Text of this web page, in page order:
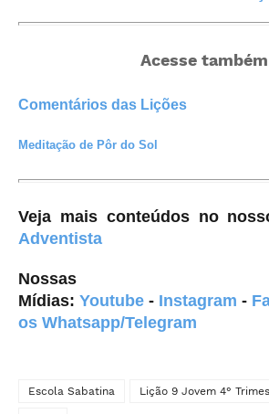
Acesse também
Comentários das Lições
Meditação de Pôr do Sol
Veja mais conteúdos no
Adventista
Nossas
Mídias: Youtube - Instagram -
os Whatsapp/Telegram
Escola Sabatina Lição 9 Jovem 4°